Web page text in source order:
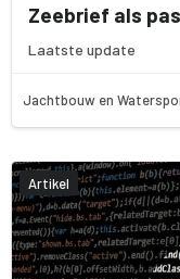
Zeebrief als
Laatste update
Jachtbouw en
Artikel